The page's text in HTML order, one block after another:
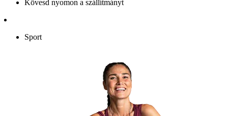
Kövesd nyomon a szállítmányt
Sport